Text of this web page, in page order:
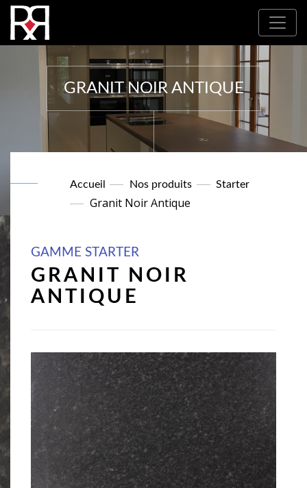
Où nous trouver : Nos partenaires
GRANIT NOIR ANTIQUE
Accueil Nos produits Starter
Granit Noir Antique
GAMME STARTER
GRANIT NOIR
ANTIQUE